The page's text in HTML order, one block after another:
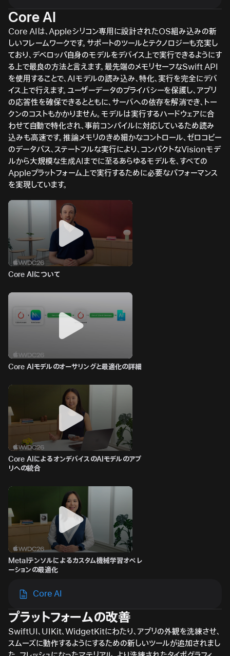
Core AI
Core AIは、Appleシリコン専用に設計されたOS組み込みの新
しいフレームワークです。サポートのツールとテクノロジーも充実し
ており、デベロッパ自身のモデルをデバイス上で実行できるようにす
る上で最良の方法と言えます。最先端のメモリセーフなSwift API
を使用することで、AIモデルの読み込み、特化、実行を完全にデバ
イス上で行えます。ユーザーデータのプライバシーを保護し、アプリ
の応答性を確保できるとともに、サーバへの依存を解消でき、トー
クンのコストもかかりません。モデルは実行するハードウェアに合
わせて自動で特化され、事前コンパイルに対応しているため読み
込みも高速です。推論メモリのきめ細かなコントロール、ゼロコピー
のデータパス、ステートフルな実行により、コンパクトなVisionモデ
ルから大規模な生成AIまでに至るあらゆるモデルを、すべての
Appleプラットフォーム上で実行するために必要なパフォーマンス
を実現しています。
Core AIについて
Core AIモデルのオーサリングと最適化の詳細
Core AIによるオンデバイスのAIモデルのアプ
リへの統合
Metalテンソルによるカスタム機械学習オペレ
ーションの最適化
Core AI
プラットフォームの改善
SwiftUI、UIKit、WidgetKitにわたり、アプリの外観を洗練させ、
スムーズに動作するようにするための新しいツールが追加されまし